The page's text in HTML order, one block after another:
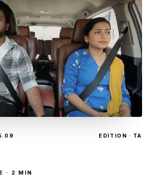
EDITION · TA
· 2 MIN